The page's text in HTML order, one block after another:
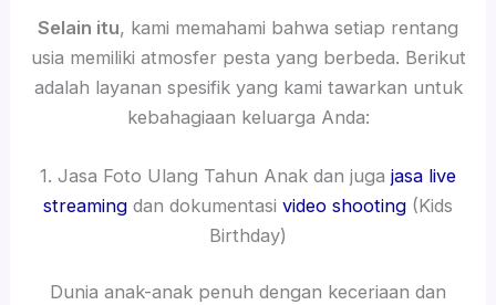
Selain itu, kami memahami bahwa setiap rentang
usia memiliki atmosfer pesta yang berbeda. Berikut
adalah layanan spesifik yang kami tawarkan untuk
kebahagiaan keluarga Anda:
1. Jasa Foto Ulang Tahun Anak dan juga jasa live
streaming dan dokumentasi video shooting (Kids
Birthday)
Dunia anak-anak penuh dengan keceriaan dan